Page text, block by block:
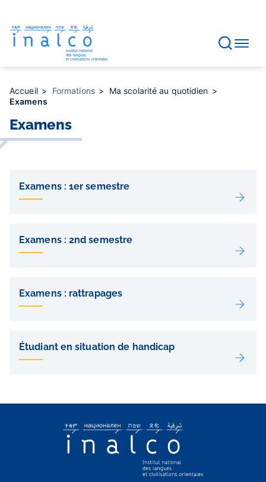
contenu
principal
Accueil Formations
Ma scolarité au quotidien
Examens
Examens
de
pages
Examens : 1er semestre
Examens : 2nd semestre
Examens : rattrapages
Étudiant en situation de handicap